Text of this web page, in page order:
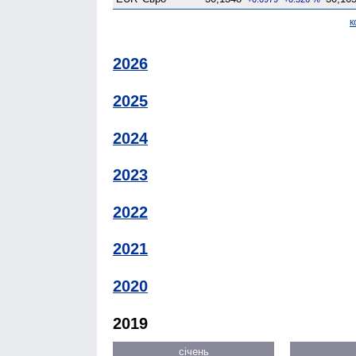
2026
2025
2024
2023
2022
2021
2020
2019
січень